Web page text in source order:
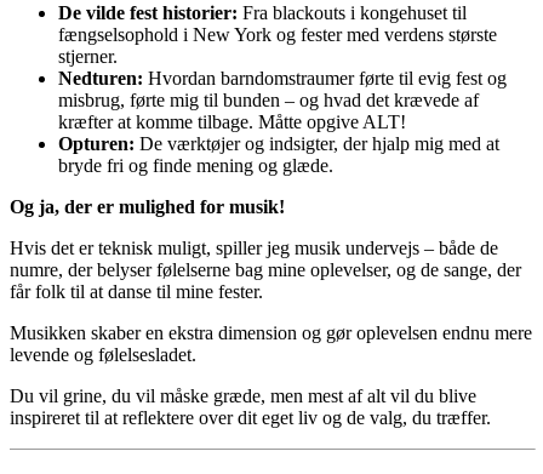
De vilde fest historier: Fra blackouts i kongehuset til
fængselsophold i New York og fester med verdens største
stjerner.
Nedturen: Hvordan barndomstraumer førte til evig fest og
misbrug, førte mig til bunden – og hvad det krævede af
kræfter at komme tilbage. Måtte opgive ALT!
Opturen: De værktøjer og indsigter, der hjalp mig med at
bryde fri og finde mening og glæde.
Og ja, der er mulighed for musik!
Hvis det er teknisk muligt, spiller jeg musik undervejs – både de
numre, der belyser følelserne bag mine oplevelser, og de sange, der
får folk til at danse til mine fester.
Musikken skaber en ekstra dimension og gør oplevelsen endnu mere
levende og følelsesladet.
Du vil grine, du vil måske græde, men mest af alt vil du blive
inspireret til at reflektere over dit eget liv og de valg, du træffer.